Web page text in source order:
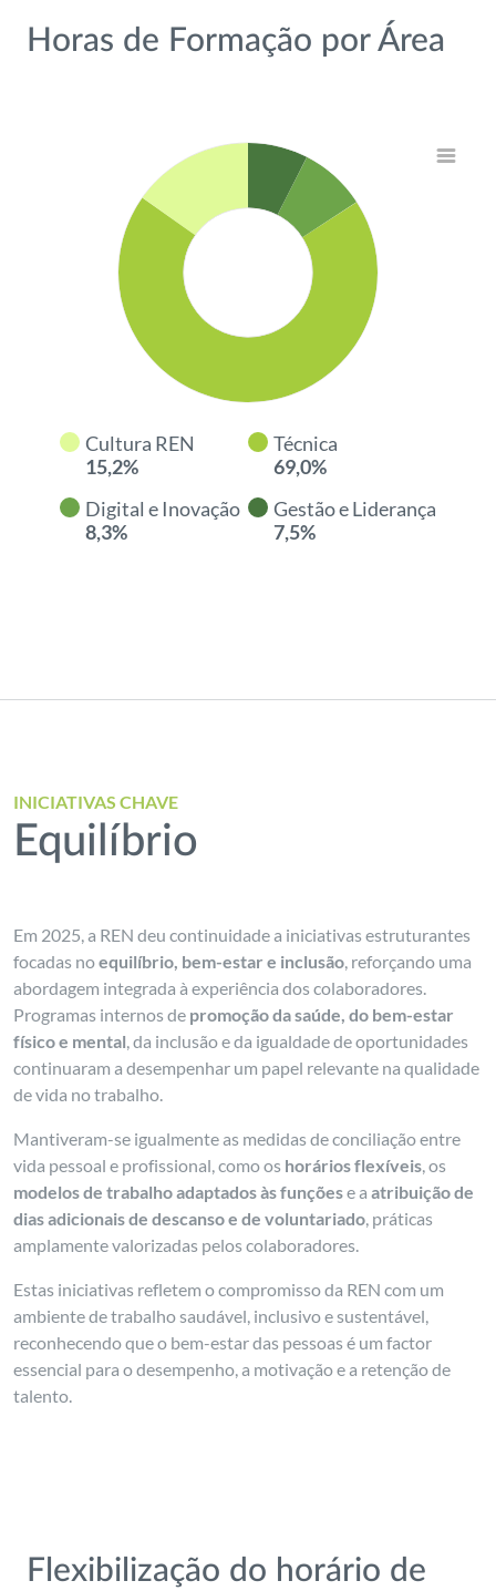
Horas de Formação por Área
Bar chart with 4 data series.
View as data table, Chart
The chart has 1 X axis displaying categories.
The chart has 1 Y axis displaying values. Data ranges from
Cultura REN
15,2%
Técnica
69,0%
Digital e Inovação
8,3%
Gestão e Liderança
7,5%
INICIATIVAS CHAVE
Equilíbrio
Em 2025, a REN deu continuidade a iniciativas estruturantes
focadas noequilíbrio, bem-estar e inclusão, reforçando uma
abordagem integrada à experiência dos colaboradores.
Programas internos de promoção da saúde, do bem-estar
físico e mental, da inclusão e da igualdade de oportunidades
continuaram a desempenhar um papel relevante na qualidade
de vida no trabalho.
Mantiveram-se igualmente as medidas de conciliação entre
vida pessoal e profissional, como os horários flexíveis, os
modelos de trabalho adaptados às funçõese aatribuição de
dias adicionais de descanso e de voluntariado, práticas
amplamente valorizadas pelos colaboradores.
Estas iniciativas refletem o compromisso da REN com um
ambiente de trabalho saudável, inclusivo e sustentável,
reconhecendo que o bem-estar das pessoas é um factor
essencial para o desempenho, a motivação e a retenção de
talento.
Flexibilização do horário de